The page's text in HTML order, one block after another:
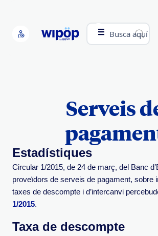
Busca aquí
Serveis
Estadístiques
Circular 1/2015, de 24 de març, del Banc
proveïdors de serveis de pagament, sobre
taxes de descompte i d’intercanvi
1/2015.
Taxa de descompte